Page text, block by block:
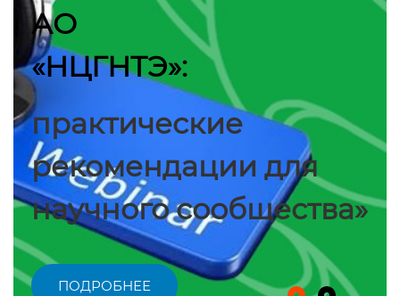
АО
«НЦГНТЭ»:
практические
рекомендации для
научного сообщества»
ПОДРОБНЕЕ